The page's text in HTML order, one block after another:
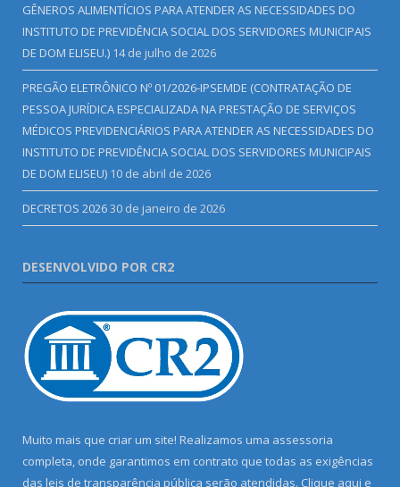
GÊNEROS ALIMENTÍCIOS PARA ATENDER AS NECESSIDADES DO
INSTITUTO DE PREVIDÊNCIA SOCIAL DOS SERVIDORES MUNICIPAIS
DE DOM ELISEU.) 14 de julho de 2026
PREGÃO ELETRÔNICO Nº 01/2026-IPSEMDE (CONTRATAÇÃO DE
PESSOA JURÍDICA ESPECIALIZADA NA PRESTAÇÃO DE SERVIÇOS
MÉDICOS PREVIDENCIÁRIOS PARA ATENDER AS NECESSIDADES DO
INSTITUTO DE PREVIDÊNCIA SOCIAL DOS SERVIDORES MUNICIPAIS
DE DOM ELISEU) 10 de abril de 2026
DECRETOS 202630 de janeiro de 2026
DESENVOLVIDO POR CR2
Muito mais que criar um site! Realizamos uma assessoria
completa, onde garantimos em contrato que todas as exigências
das leis de transparência pública serão atendidas. Clique aqui e